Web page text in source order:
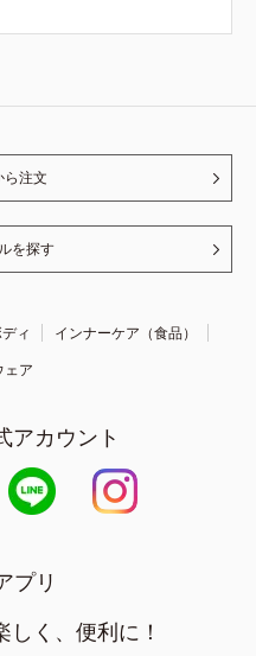
ら注文
を探す
ィ
インナーケア（食品）
ェア
アカウント
プリ
く、便利に！